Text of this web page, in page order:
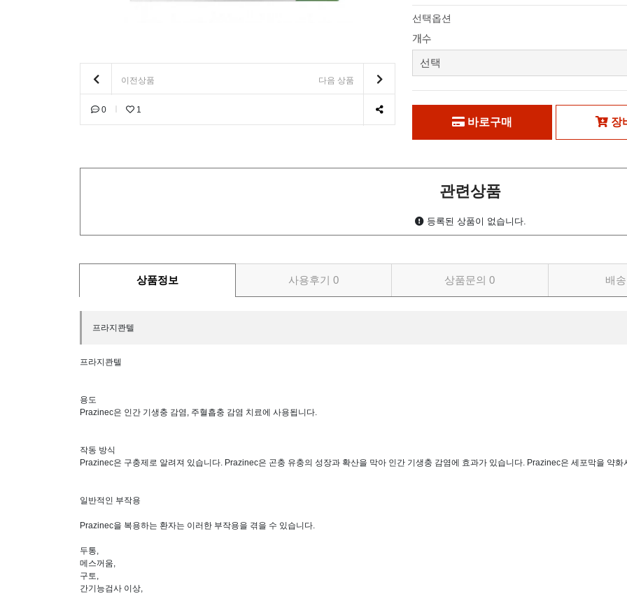
이전상품 다음 상품
0 1
선택옵션
개수
바로구매 장
관련상품
등록된 상품이 없습니다.
상품정보 사용후기0 상품문의0 배
프라지콴텔
프라지콴텔
용도
Prazinec은 인간 기생충 감염, 주혈흡충 감염 치료에 사용됩니다.
작동 방식
Prazinec은 구충제로 알려져 있습니다. Prazinec은 곤충 유충의 성장과 확산을 막아 인간 기생충 감염에 효과가 있습니다. Prazinec은 세포막을 약
일반적인 부작용
Prazinec을 복용하는 환자는 이러한 부작용을 겪을 수 있습니다.
두통,
메스꺼움,
구토,
간기능검사 이상,